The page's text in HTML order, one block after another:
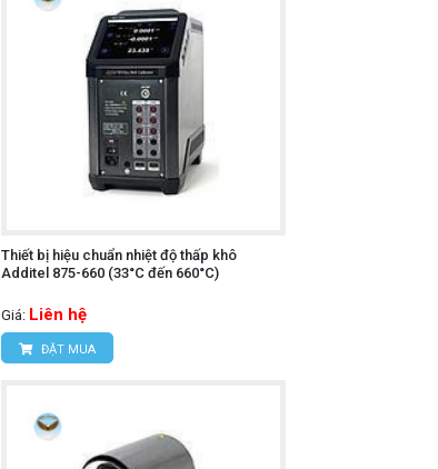
Thiết bị hiệu chuẩn nhiệt độ thấp khô
Additel 875-660 (33°C đến 660°C)
Giá: Liên hệ
ĐẶT MUA